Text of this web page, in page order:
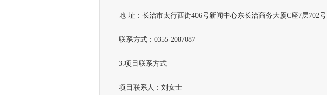
地 址：长治市太行西街406号新闻中心东长治商务大厦C座7层702号
联系方式：0355-2087087
3.项目联系方式
项目联系人：刘女士